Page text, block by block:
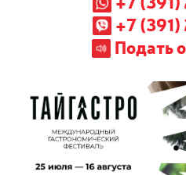
+7
Подать